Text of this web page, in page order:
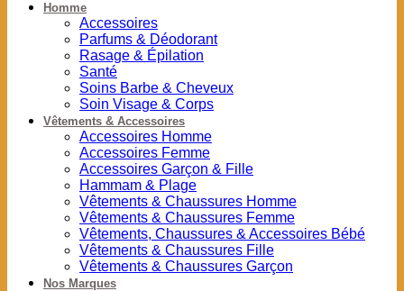
Homme
Accessoires
Parfums & Déodorant
Rasage & Épilation
Santé
Soins Barbe & Cheveux
Soin Visage & Corps
Vêtements & Accessoires
Accessoires Homme
Accessoires Femme
Accessoires Garçon & Fille
Hammam & Plage
Vêtements & Chaussures Homme
Vêtements & Chaussures Femme
Vêtements, Chaussures & Accessoires Bébé
Vêtements & Chaussures Fille
Vêtements & Chaussures Garçon
Nos Marques